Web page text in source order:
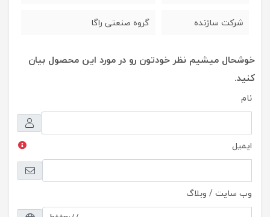
شرکت سازنده گروه صنعتی راگا
خوشحال میشیم نظر خودتون رو در مورد این محصول بیان
کنید.
نام
ایمیل
وب سایت / وبلاگ